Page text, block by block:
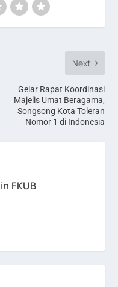
Next
Gelar Rapat Koordinasi
Majelis Umat Beragama,
Songsong Kota Toleran
Nomor 1 di Indonesia
FKUB